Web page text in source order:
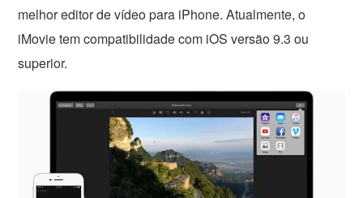
melhor editor de vídeo para iPhone. Atualmente, o
iMovie tem compatibilidade com iOS versão 9.3 ou
superior.